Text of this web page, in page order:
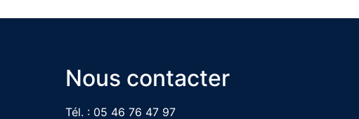
Nous contacter
Tél. : 05 46 76 47 97